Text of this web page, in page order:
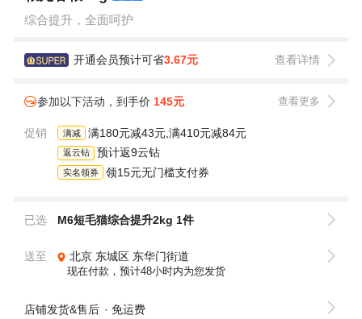
综合提升，全面呵护
开通会员预计可省3.67元 查看详情
参加以下活动，到手价 145元 查看更多
促销 满减 满180元减43元,满410元减84元
返云钻 预计返9云钻
实名领券 领15元无门槛支付券
已选 M6短毛猫综合提升2kg 1件
送至 北京 东城区 东华门街道
现在付款，预计48小时内为您发货
店铺发货&售后
免运费